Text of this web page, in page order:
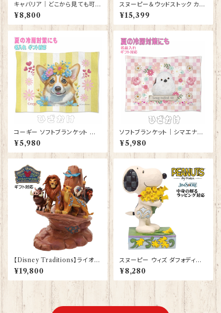
キャバリア｜どこから見ても可愛
いＴシャツ 背中・両袖にプリント
有 【型番 T-10014】
¥8,800
スヌーピー＆ウッドストック カー
サーフィン JIM SHORE フィギ
ュア プレゼント ギフト グッズ お
祝い 人形 置物 ジムショア 結婚
ト 還暦祝い お祝い プロポーズ
結婚記念日 スヌーピー ウッドス
トック サーフィン 車
¥15,399
コーギー ソフトブランケット 犬
かわいいグッズ 雑貨 誕生日プレ
ゼント ギフト【型番 SB-10005】
お花の王冠
¥5,980
ソフトブランケット｜シマエナガ
グッズ ひざかけ 毛布【型番 SB-
116】ピンク しまえなが プレゼ
ント ギフト
¥5,980
【Disney Traditions】ライオン
キング プライドロック フィギュア
プレゼント ギフト グッズ お祝い
人形 置物 ジムショア グッズ 結
婚祝い 入籍祝い 誕生日プレゼ
ント 還暦祝い お祝い プロポー
ズ 結婚記念日 JIM SHORE
¥19,800
スヌーピー ウィズ ダフォディル
ズ Snoopy JIM SHORE フィ
ギュア プレゼント ギフト グッズ
お祝い 人形 置物 ジムショア 結
婚祝い 誕生日 還暦祝い お祝い
ウッドストック
¥8,280